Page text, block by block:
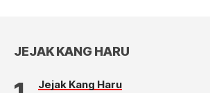
JEJAK KANG HARU
Jejak Kang Haru